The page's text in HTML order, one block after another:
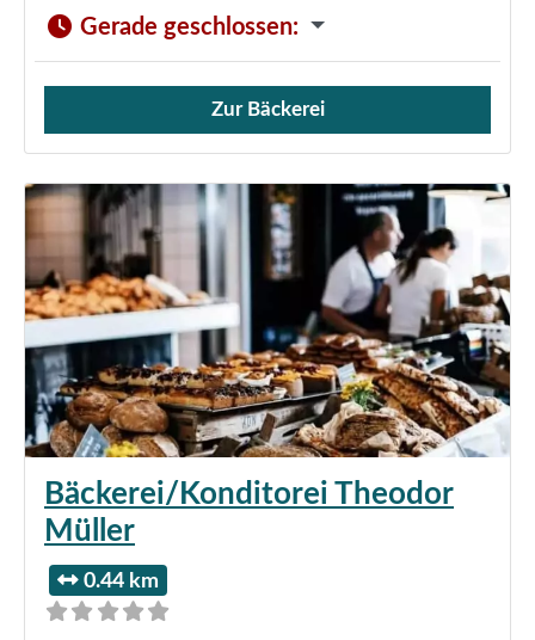
Gerade geschlossen:
Verkauf von Brötchen,
Zur Bäckerei
Bäckerei/Konditorei Theodor
Müller
0.44 km